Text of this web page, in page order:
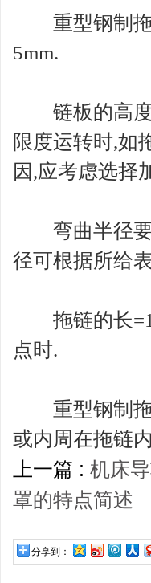
重型钢制拖
5mm.
链板的高度,
限度运转时,如
因,应考虑选择
弯曲半径要
径可根据所给
拖链的长=1/
点时.
重型钢制拖
或内周在拖链
上一篇 : 机床
罩的特点简述
分享到：